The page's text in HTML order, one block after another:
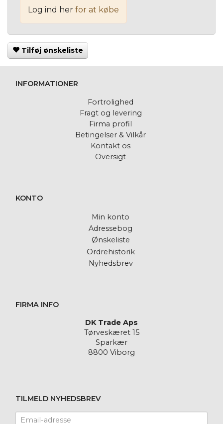
Log ind her for at købe
Tilføj ønskeliste
INFORMATIONER
Fortrolighed
Fragt og levering
Firma profil
Betingelser & Vilkår
Kontakt os
Oversigt
KONTO
Min konto
Adressebog
Ønskeliste
Ordrehistorik
Nyhedsbrev
FIRMA INFO
DK Trade Aps
Tørveskæret 15
Sparkær
8800 Viborg
TILMELD NYHEDSBREV